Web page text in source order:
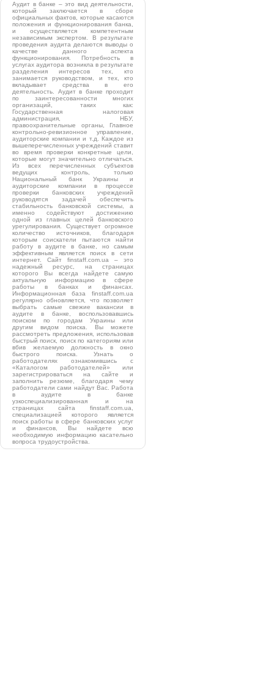
Аудит в банке – это вид деятельности,
который заключается в сборе
официальных фактов, которые касаются
положения и функционирования банка,
и осуществляется компетентным
независимым экспертом. В результате
проведения аудита делаются выводы о
качестве данного аспекта
функционирования. Потребность в
услугах аудитора возникла в результате
разделения интересов тех, кто
занимается руководством, и тех, кто
вкладывает средства в его
деятельность. Аудит в банке проходит
по заинтересованности многих
организаций, таких как:
Государственная налоговая
администрация, НБУ,
правоохранительные органы, Главное
контрольно-ревизионное управление,
аудиторские компании и т.д. Каждое из
вышеперечисленных учреждений ставит
во время проверки конкретные цели,
которые могут значительно отличаться.
Из всех перечисленных субъектов
ведущих контроль, только
Национальный банк Украины и
аудиторские компании в процессе
проверки банковских учреждений
руководятся задачей обеспечить
стабильность банковской системы, а
именно содействуют достижению
одной из главных целей банковского
урегулирования. Существует огромное
количество источников, благодаря
которым соискатели пытаются найти
работу в аудите в банке, но самым
эффективным является поиск в сети
интернет. Сайт finstaff.com.ua – это
надежный ресурс, на страницах
которого Вы всегда найдете самую
актуальную информацию в сфере
работы в банках и финансах.
Информационная база finstaff.com.ua
регулярно обновляется, что позволяет
выбрать самые свежие вакансии в
аудите в банке, воспользовавшись
поиском по городам Украины или
другим видом поиска. Вы можете
рассмотреть предложения, использовав
быстрый поиск, поиск по категориям или
вбив желаемую должность в окно
быстрого поиска. Узнать о
работодателях ознакомившись с
«Каталогом работодателей» или
зарегистрироваться на сайте и
заполнить резюме, благодаря чему
работодатели сами найдут Вас. Работа
в аудите в банке
узкоспециализированная и на
страницах сайта finstaff.com.ua,
специализацией которого является
поиск работы в сфере банковских услуг
и финансов, Вы найдете всю
необходимую информацию касательно
вопроса трудоустройства.